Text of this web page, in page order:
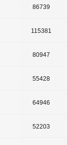
86739
115381
80947
55428
64946
52203